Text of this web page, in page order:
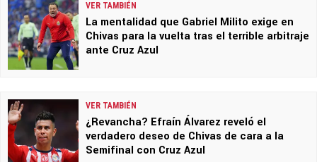
VER TAMBIÉN
La mentalidad que Gabriel Milito exige en
Chivas para la vuelta tras el terrible arbitraje
ante Cruz Azul
VER TAMBIÉN
¿Revancha? Efraín Álvarez reveló el
verdadero deseo de Chivas de cara a la
Semifinal con Cruz Azul